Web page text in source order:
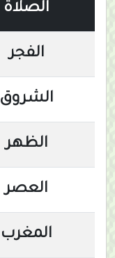
الصلاة
الفجر
الشروق
الظهر
العصر
المغرب